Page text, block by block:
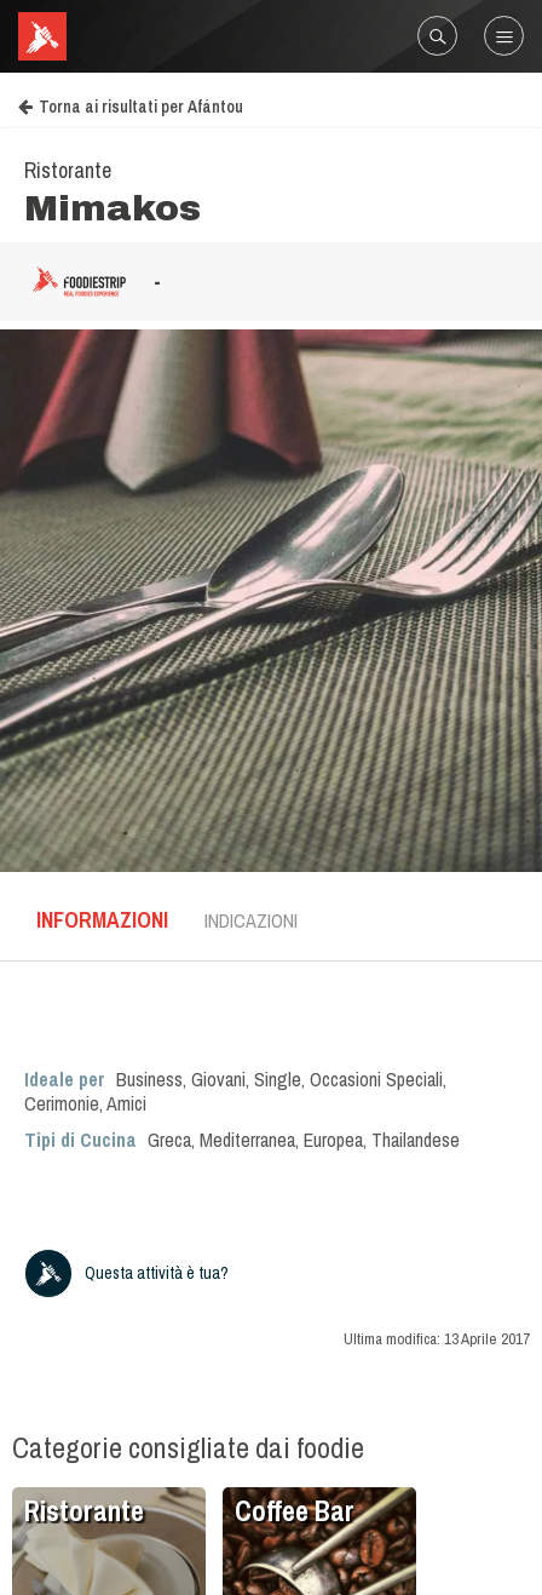
Torna ai risultati per Afántou
Ristorante
Mimakos
-
INFORMAZIONI INDICAZIONI
Ideale per Business, Giovani, Single, Occasioni Speciali,
Cerimonie,Amici
Tipi di Cucina Greca, Mediterranea, Europea, Thailandese
Questa attività è tua?
Ultima modifica: 13 Aprile 2017
Categorie consigliate dai foodie
Ristorante Coffee Bar